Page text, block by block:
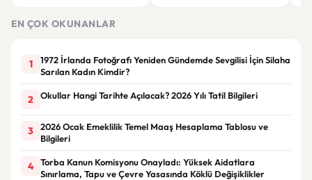
EN ÇOK OKUNANLAR
1
1972 İrlanda Fotoğrafı Yeniden Gündemde Sevgilisi İçin Silaha
Sarılan Kadın Kimdir?
2 Okullar Hangi Tarihte Açılacak? 2026 Yılı Tatil Bilgileri
3
2026 Ocak Emeklilik Temel Maaş Hesaplama Tablosu ve
Bilgileri
4
Torba Kanun Komisyonu Onayladı: Yüksek Aidatlara
Sınırlama, Tapu ve Çevre Yasasında Köklü Değişiklikler